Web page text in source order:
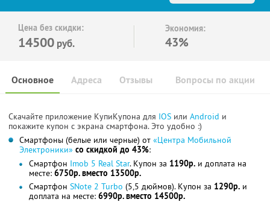
Цена без скидки:
14500 руб.
Экономия:
43%
Основное Отзывы Вопросы по акции
Адреса
Скачайте приложение КупиКупона для IOS или Android и
покажите купон с экрана смартфона. Это удобно :)
Смартфоны (белые или черные) от «Центра Мобильной
Электроники» со скидкой до 43%:
Смартфон Imob 5 Real Star. Купон за 1190р. и доплата на
месте: 6750р. вместо 13500р.
Смартфон SNote 2 Turbo (5,5 дюймов). Купон за 1290р. и
доплата на месте: 6990р. вместо 14500р.